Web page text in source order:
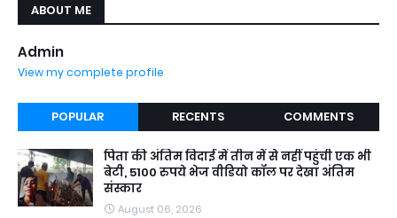
ABOUT ME
Admin
View my complete profile
POPULAR RECENTS COMMENTS
पिता की अंतिम विदाई में तीन में से नहीं पहुंची एक भी
बेटी, 5100 रुपये भेज वीडियो कॉल पर देखा अंतिम
संस्कार
August 06, 2026